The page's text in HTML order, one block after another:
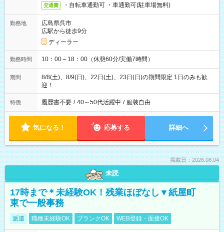
交通費 ・自転車通勤可 ・車通勤可(駐車場無料)
勤務地
広島県呉市
広駅から徒歩9分
ディーラー
勤務時間 10：00～18：00（休憩60分/実働7時間）
期間
8/8(土)、8/9(日)、22日(土)、23日(日)の期間限定 1日のみも歓
迎！
特徴 履歴書不要 / 40～50代活躍中 / 服装自由
気になる！ 応募する 詳細へ
掲載日：2026.08.04
未読
17時まで＊未経験OK！残業ほぼなし▼紙屋町
東で一般事務
派遣 職種未経験OK ブランクOK WEB登録・面接OK